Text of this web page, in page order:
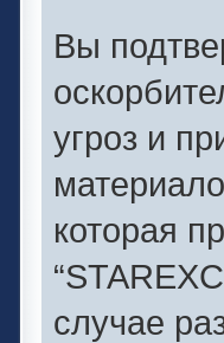
Вы
угроз и
которая
случае